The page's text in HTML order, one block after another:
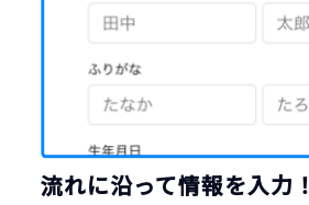
流れに沿って情報を入力！